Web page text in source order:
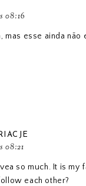
08:16
mas esse ainda não
08:21
so much. It is my
each other?